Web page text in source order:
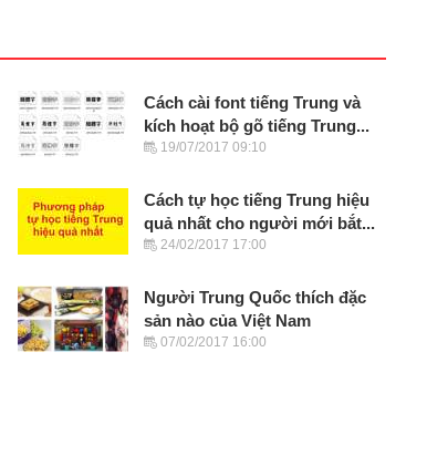
Cách cài font tiếng Trung và
kích hoạt bộ gõ tiếng Trung...
19/07/2017 09:10
Cách tự học tiếng Trung hiệu
quả nhất cho người mới bắt...
24/02/2017 17:00
Người Trung Quốc thích đặc
sản nào của Việt Nam
07/02/2017 16:00